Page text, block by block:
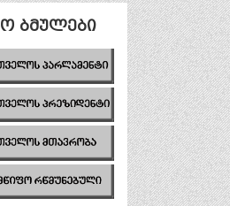
ბმულები